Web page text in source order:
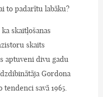
to padarītu labāku?
skaitļošanas
skaits
aptuveni divu gadu
Gordona
savā 1965.